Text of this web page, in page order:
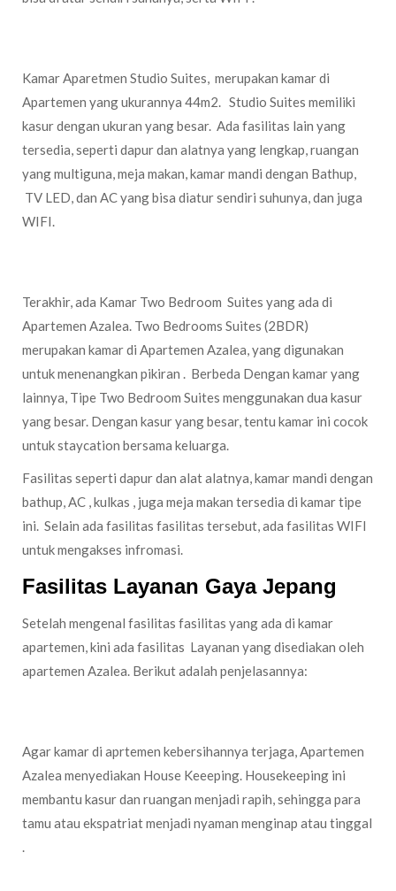
Kamar Aparetmen Studio Suites, merupakan kamar di
Apartemen yang ukurannya 44m2. Studio Suites memiliki
kasur dengan ukuran yang besar. Ada fasilitas lain yang
tersedia, seperti dapur dan alatnya yang lengkap, ruangan
yang multiguna, meja makan, kamar mandi dengan Bathup,
TV LED, dan AC yang bisa diatur sendiri suhunya, dan juga
WIFI.
Terakhir, ada Kamar Two Bedroom Suites yang ada di
Apartemen Azalea. Two Bedrooms Suites (2BDR)
merupakan kamar di Apartemen Azalea, yang digunakan
untuk menenangkan pikiran . Berbeda Dengan kamar yang
lainnya, Tipe Two Bedroom Suites menggunakan dua kasur
yang besar. Dengan kasur yang besar, tentu kamar ini cocok
untuk staycation bersama keluarga.
Fasilitas seperti dapur dan alat alatnya, kamar mandi dengan
bathup, AC , kulkas , juga meja makan tersedia di kamar tipe
ini. Selain ada fasilitas fasilitas tersebut, ada fasilitas WIFI
untuk mengakses infromasi.
Fasilitas Layanan Gaya Jepang
Setelah mengenal fasilitas fasilitas yang ada di kamar
apartemen, kini ada fasilitas Layanan yang disediakan oleh
apartemen Azalea. Berikut adalah penjelasannya:
Agar kamar di aprtemen kebersihannya terjaga, Apartemen
Azalea menyediakan House Keeeping. Housekeeping ini
membantu kasur dan ruangan menjadi rapih, sehingga para
tamu atau ekspatriat menjadi nyaman menginap atau tinggal
.